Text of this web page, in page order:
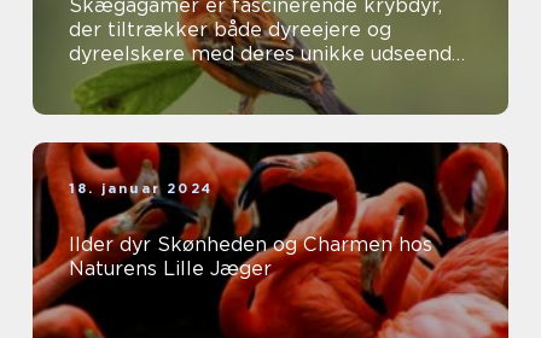
Skægagamer er fascinerende krybdyr,
der tiltrækker både dyreejere og
dyreelskere med deres unikke udseende
og interessante adfærd
18. januar 2024
Ilder dyr Skønheden og Charmen hos
Naturens Lille Jæger